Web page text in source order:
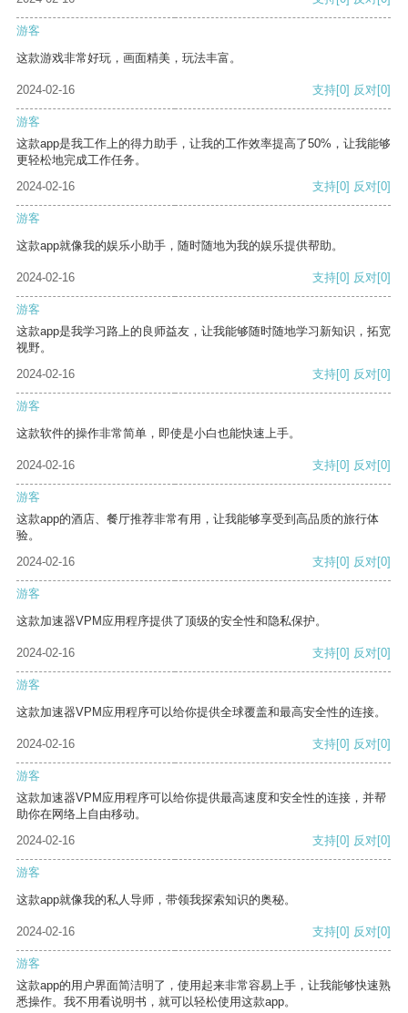
游客
这款游戏非常好玩，画面精美，玩法丰富。
2024-02-16 支持[0] 反对[0]
游客
这款app是我工作上的得力助手，让我的工作效率提高了50%，让我能够
更轻松地完成工作任务。
2024-02-16
支持[0] 反对[0]
游客
这款app就像我的娱乐小助手，随时随地为我的娱乐提供帮助。
2024-02-16 支持[0] 反对[0]
游客
这款app是我学习路上的良师益友，让我能够随时随地学习新知识，拓宽
视野。
2024-02-16
支持[0] 反对[0]
游客
这款软件的操作非常简单，即使是小白也能快速上手。
2024-02-16 支持[0] 反对[0]
游客
这款app的酒店、餐厅推荐非常有用，让我能够享受到高品质的旅行体
验。
2024-02-16
支持[0] 反对[0]
游客
这款加速器VPM应用程序提供了顶级的安全性和隐私保护。
2024-02-16 支持[0] 反对[0]
游客
这款加速器VPM应用程序可以给你提供全球覆盖和最高安全性的连接。
2024-02-16 支持[0] 反对[0]
游客
这款加速器VPM应用程序可以给你提供最高速度和安全性的连接，并帮
助你在网络上自由移动。
2024-02-16
支持[0] 反对[0]
游客
这款app就像我的私人导师，带领我探索知识的奥秘。
2024-02-16 支持[0] 反对[0]
游客
这款app的用户界面简洁明了，使用起来非常容易上手，让我能够快速熟
悉操作。我不用看说明书，就可以轻松使用这款app。